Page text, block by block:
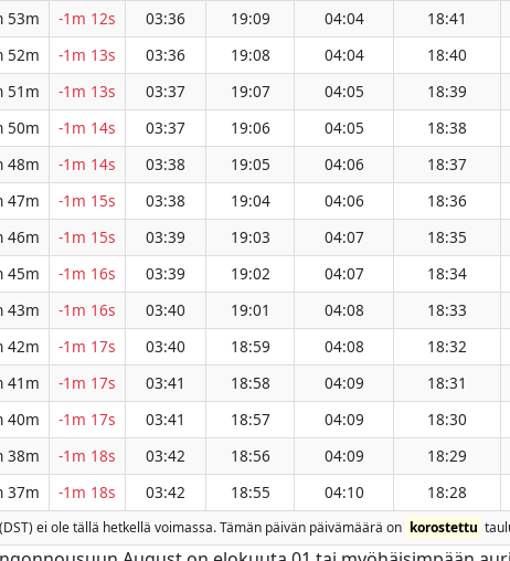
53m -1m 12s 03:36 19:09 04:04 18:41
52m -1m 13s 03:36 19:08 04:04 18:40
51m -1m 13s 03:37 19:07 04:05 18:39
50m -1m 14s 03:37 19:06 04:05 18:38
48m -1m 14s 03:38 19:05 04:06 18:37
47m -1m 15s 03:38 19:04 04:06 18:36
46m -1m 15s 03:39 19:03 04:07 18:35
45m -1m 16s 03:39 19:02 04:07 18:34
43m -1m 16s 03:40 19:01 04:08 18:33
42m -1m 17s 03:40 18:59 04:08 18:32
41m -1m 17s 03:41 18:58 04:09 18:31
40m -1m 17s 03:41 18:57 04:09 18:30
38m -1m 18s 03:42 18:56 04:09 18:29
37m -1m 18s 03:42 18:55 04:10 18:28
ei ole tällä hetkellä voimassa. Tämän päivän päivämäärä on korostettu